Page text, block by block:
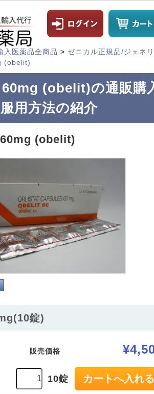
入医薬品全商品 > ゼニカル正規品/ジェネ
(obelit)
(obelit)の通販購
用方法の紹介
(obelit)
錠)
販売価格
10錠